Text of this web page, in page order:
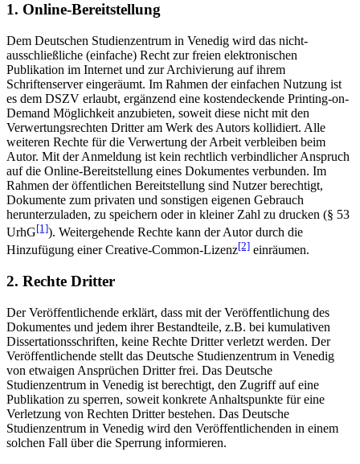
1. Online-Bereitstellung
Dem Deutschen Studienzentrum in Venedig wird das nicht-
ausschließliche (einfache) Recht zur freien elektronischen
Publikation im Internet und zur Archivierung auf ihrem
Schriftenserver eingeräumt. Im Rahmen der einfachen Nutzung ist
es dem DSZV erlaubt, ergänzend eine kostendeckende Printing-on-
Demand Möglichkeit anzubieten, soweit diese nicht mit den
Verwertungsrechten Dritter am Werk des Autors kollidiert. Alle
weiteren Rechte für die Verwertung der Arbeit verbleiben beim
Autor. Mit der Anmeldung ist kein rechtlich verbindlicher Anspruch
auf die Online-Bereitstellung eines Dokumentes verbunden. Im
Rahmen der öffentlichen Bereitstellung sind Nutzer berechtigt,
Dokumente zum privaten und sonstigen eigenen Gebrauch
herunterzuladen, zu speichern oder in kleiner Zahl zu drucken (§ 53
UrhG[1]). Weitergehende Rechte kann der Autor durch die
Hinzufügung einer Creative-Common-Lizenz[2] einräumen.
2. Rechte Dritter
Der Veröffentlichende erklärt, dass mit der Veröffentlichung des
Dokumentes und jedem ihrer Bestandteile, z.B. bei kumulativen
Dissertationsschriften, keine Rechte Dritter verletzt werden. Der
Veröffentlichende stellt das Deutsche Studienzentrum in Venedig
von etwaigen Ansprüchen Dritter frei. Das Deutsche
Studienzentrum in Venedig ist berechtigt, den Zugriff auf eine
Publikation zu sperren, soweit konkrete Anhaltspunkte für eine
Verletzung von Rechten Dritter bestehen. Das Deutsche
Studienzentrum in Venedig wird den Veröffentlichenden in einem
solchen Fall über die Sperrung informieren.